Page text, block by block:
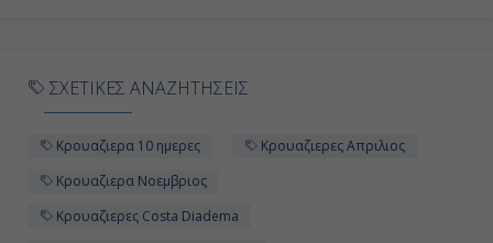
ΣΧΕΤΙΚΕΣ ΑΝΑΖΗΤΗΣΕΙΣ
Κρουαζιερα 10 ημερες
Κρουαζιερες Απριλιος
Κρουαζιερα Νοεμβριος
Κρουαζιερες Costa Diadema